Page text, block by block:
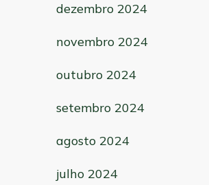
dezembro 2024
novembro 2024
outubro 2024
setembro 2024
agosto 2024
julho 2024